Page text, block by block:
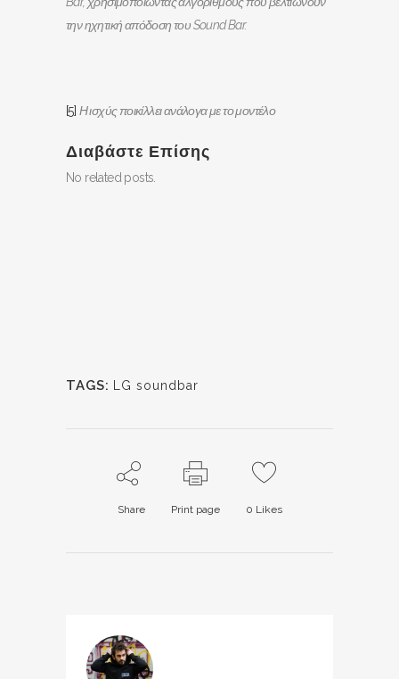
την ηχητική απόδοση του Sound Bar.
[5] Η ισχύς ποικίλλει ανάλογα με το μοντέλο
Διαβάστε Επίσης
No related posts.
TAGS: LG soundbar
Share Print page 0 Likes